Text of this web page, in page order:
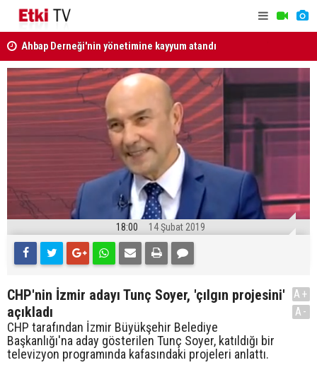
Ahbap Derneği'nin yönetimine kayyum atandı
Türkiye, Suudi Arabistan ve Pakistan'dan Mekke
Savunma Anlaşması
18:00 14 Şubat 2019
CHP'nin İzmir adayı Tunç Soyer, 'çılgın projesini'
açıkladı
CHP tarafından İzmir Büyükşehir Belediye
Başkanlığı'na aday gösterilen Tunç Soyer, katıldığı bir
televizyon programında kafasındaki projeleri anlattı.
A+
A-